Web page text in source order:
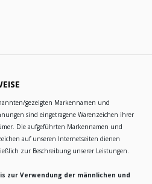
gezeigten Markennamen und
sind eingetragene Warenzeichen ihrer
Die aufgeführten Markennamen und
auf unseren Internetseiten dienen
zur Beschreibung unserer Leistungen.
zur Verwendung der männlichen und